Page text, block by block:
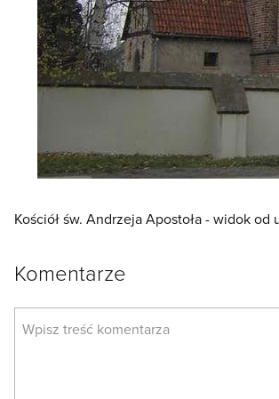
Kościół św. Andrzeja Apostoła - widok od
Komentarze